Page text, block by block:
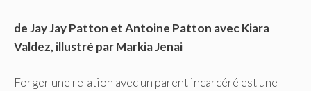
de Jay Jay Patton et Antoine Patton avec Kiara
Valdez, illustré par Markia Jenai
Forger une relation avec un parent incarcéré est une